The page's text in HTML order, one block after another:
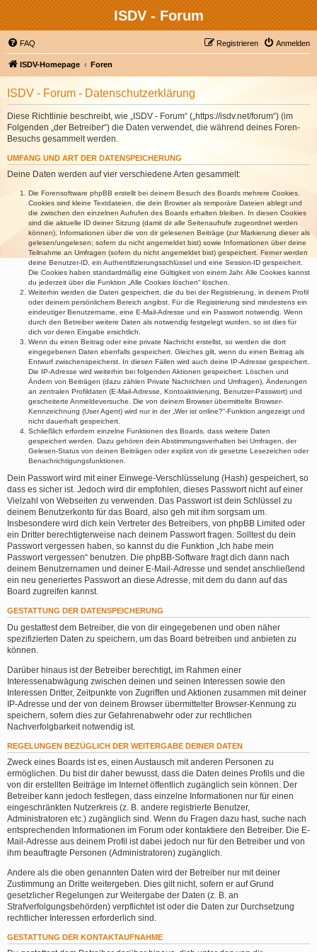
ISDV - Forum
FAQ Anmelden
Registrieren
ISDV-Homepage Foren
ISDV - Forum - Datenschutzerklärung
Diese Richtlinie beschreibt, wie „ISDV - Forum“ („https://isdv.net/forum“) (im
Folgenden „der Betreiber“) die Daten verwendet, die während deines Foren-
Besuchs gesammelt werden.
UMFANG UND ART DER DATENSPEICHERUNG
Deine Daten werden auf vier verschiedene Arten gesammelt:
Die Forensoftware phpBB erstellt bei deinem Besuch des Boards mehrere Cookies.
Cookies sind kleine Textdateien, die dein Browser als temporäre Dateien ablegt und
die zwischen den einzelnen Aufrufen des Boards erhalten bleiben. In diesen Cookies
sind die aktuelle ID deiner Sitzung (damit dir alle Seitenaufrufe zugeordnet werden
können), Informationen über die von dir gelesenen Beiträge (zur Markierung dieser als
gelesen/ungelesen; sofern du nicht angemeldet bist) sowie Informationen über deine
Teilnahme an Umfragen (sofern du nicht angemeldet bist) gespeichert. Ferner werden
deine Benutzer-ID, ein Authentifizierungsschlüssel und eine Session-ID gespeichert.
Die Cookies haben standardmäßig eine Gültigkeit von einem Jahr. Alle Cookies kannst
du jederzeit über die Funktion „Alle Cookies löschen“ löschen.
Weiterhin werden die Daten gespeichert, die du bei der Registrierung, in deinem Profil
oder deinem persönlichem Bereich angibst. Für die Registrierung sind mindestens ein
eindeutiger Benutzername, eine E-Mail-Adresse und ein Passwort notwendig. Wenn
durch den Betreiber weitere Daten als notwendig festgelegt wurden, so ist dies für
dich vor deren Eingabe ersichtlich.
Wenn du einen Beitrag oder eine private Nachricht erstellst, so werden die dort
eingegebenen Daten ebenfalls gespeichert. Gleiches gilt, wenn du einen Beitrag als
Entwurf zwischenspeicherst. In diesen Fällen wird auch deine IP-Adresse gespeichert.
Die IP-Adresse wird weiterhin bei folgenden Aktionen gespeichert: Löschen und
Ändern von Beiträgen (dazu zählen Private Nachrichten und Umfragen), Änderungen
an zentralen Profildaten (E-Mail-Adresse, Kontoaktivierung, Benutzer-Passwort) und
gescheiterte Anmeldeversuche. Die von deinem Browser übermittelte Browser-
Kennzeichnung (User Agent) wird nur in der „Wer ist online?“-Funktion angezeigt und
nicht dauerhaft gespeichert.
Schließlich erfordern einzelne Funktionen des Boards, dass weitere Daten
gespeichert werden. Dazu gehören dein Abstimmungsverhalten bei Umfragen, der
Gelesen-Status von deinen Beiträgen oder explizit von dir gesetzte Lesezeichen oder
Benachrichtigungsfunktionen.
Dein Passwort wird mit einer Einwege-Verschlüsselung (Hash) gespeichert, so
dass es sicher ist. Jedoch wird dir empfohlen, dieses Passwort nicht auf einer
Vielzahl von Webseiten zu verwenden. Das Passwort ist dein Schlüssel zu
deinem Benutzerkonto für das Board, also geh mit ihm sorgsam um.
Insbesondere wird dich kein Vertreter des Betreibers, von phpBB Limited oder
ein Dritter berechtigterweise nach deinem Passwort fragen. Solltest du dein
Passwort vergessen haben, so kannst du die Funktion „Ich habe mein
Passwort vergessen“ benutzen. Die phpBB-Software fragt dich dann nach
deinem Benutzernamen und deiner E-Mail-Adresse und sendet anschließend
ein neu generiertes Passwort an diese Adresse, mit dem du dann auf das
Board zugreifen kannst.
GESTATTUNG DER DATENSPEICHERUNG
Du gestattest dem Betreiber, die von dir eingegebenen und oben näher
spezifizierten Daten zu speichern, um das Board betreiben und anbieten zu
können.
Darüber hinaus ist der Betreiber berechtigt, im Rahmen einer
Interessenabwägung zwischen deinen und seinen Interessen sowie den
Interessen Dritter, Zeitpunkte von Zugriffen und Aktionen zusammen mit deiner
IP-Adresse und der von deinem Browser übermittelter Browser-Kennung zu
speichern, sofern dies zur Gefahrenabwehr oder zur rechtlichen
Nachverfolgbarkeit notwendig ist.
REGELUNGEN BEZÜGLICH DER WEITERGABE DEINER DATEN
Zweck eines Boards ist es, einen Austausch mit anderen Personen zu
ermöglichen. Du bist dir daher bewusst, dass die Daten deines Profils und die
von dir erstellten Beiträge im Internet öffentlich zugänglich sein können. Der
Betreiber kann jedoch festlegen, dass einzelne Informationen nur für einen
eingeschränkten Nutzerkreis (z. B. andere registrierte Benutzer,
Administratoren etc.) zugänglich sind. Wenn du Fragen dazu hast, suche nach
entsprechenden Informationen im Forum oder kontaktiere den Betreiber. Die E-
Mail-Adresse aus deinem Profil ist dabei jedoch nur für den Betreiber und von
ihm beauftragte Personen (Administratoren) zugänglich.
Andere als die oben genannten Daten wird der Betreiber nur mit deiner
Zustimmung an Dritte weitergeben. Dies gilt nicht, sofern er auf Grund
gesetzlicher Regelungen zur Weitergabe der Daten (z. B. an
Strafverfolgungsbehörden) verpflichtet ist oder die Daten zur Durchsetzung
rechtlicher Interessen erforderlich sind.
GESTATTUNG DER KONTAKTAUFNAHME